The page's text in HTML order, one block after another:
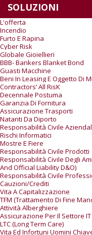
SOLUZIONI
L'offerta
Incendio
Furto E Rapina
Cyber Risk
Globale Gioiellieri
BBB- Bankers Blanket Bond
Guasti Macchine
Beni In Leasing E Oggetto Di
Contractors’ All RisK
Decennale Postuma
Garanzia Di Fornitura
Assicurazione Trasporti
Natanti Da Diporto
Responsabilità Civile
Rischi Informatici
Mostre E Fiere
Responsabilità Civile Prodotti
Responsabilità Civile Degli
And Official Liability D&O)
Responsabilità Civile
Cauzioni/Crediti
Vita A Capitalizzazione
TFM (trattamento Di Fine
Attività Alberghiere
Assicurazione Per Il Settore IT
LTC (Long Term Care)
Vita Ed Infortuni Uomini